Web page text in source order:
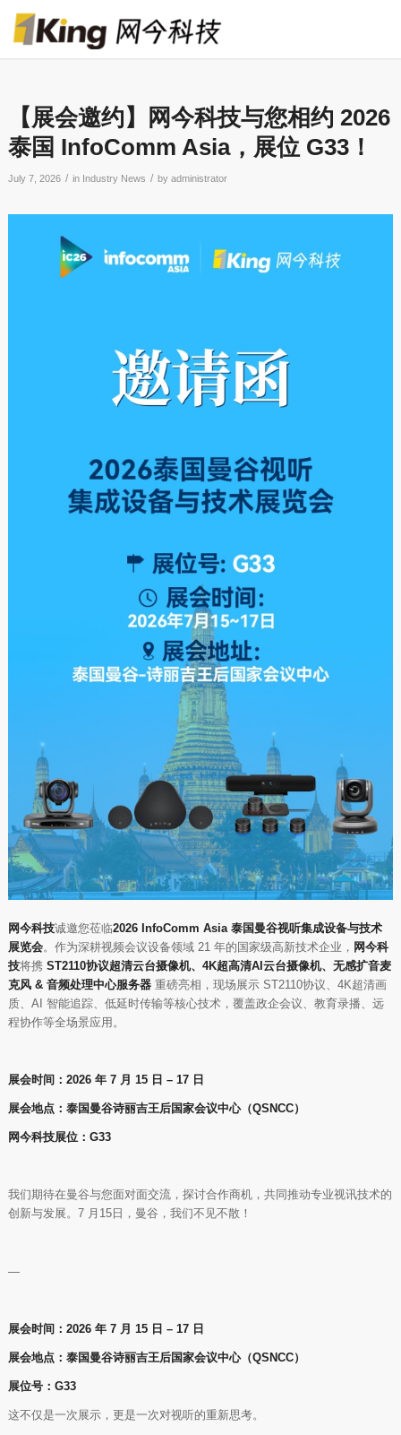
【展会邀约】网今科技与您相约 2026
泰国 InfoComm Asia，展位 G33！
July 7, 2026 / in Industry News / by administrator
网今科技诚邀您莅临2026 InfoComm Asia 泰国曼谷视听集成设备与技术
展览会。作为深耕视频会议设备领域 21 年的国家级高新技术企业， 网今科
技将携 ST2110协议超清云台摄像机、4K超高清AI云台摄像机、无感扩音麦
克风 & 音频处理中心服务器重磅亮相，现场展示 ST2110协议、4K超清画
质、AI 智能追踪、低延时传输等核心技术，覆盖政企会议、教育录播、远
程协作等全场景应用。
展会时间：2026 年 7 月 15 日 – 17 日
展会地点：泰国曼谷诗丽吉王后国家会议中心（QSNCC）
网今科技展位：G33
我们期待在曼谷与您面对面交流，探讨合作商机，共同推动专业视讯技术的
创新与发展。7 月15日，曼谷，我们不见不散！
—
展会时间：2026 年 7 月 15 日 – 17 日
展会地点：泰国曼谷诗丽吉王后国家会议中心（QSNCC）
展位号：G33
这不仅是一次展示，更是一次对视听的重新思考。